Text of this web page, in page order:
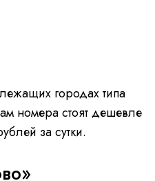
городах типа
номера стоят дешевле
за сутки.